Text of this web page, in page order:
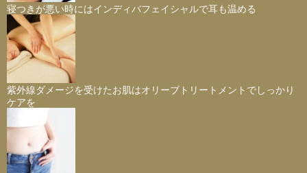
寝つきが悪い時にはインディバフェイシャルで耳も温める
紫外線ダメージを受けたお肌はオリーブトリートメントでしっかり
ケアを